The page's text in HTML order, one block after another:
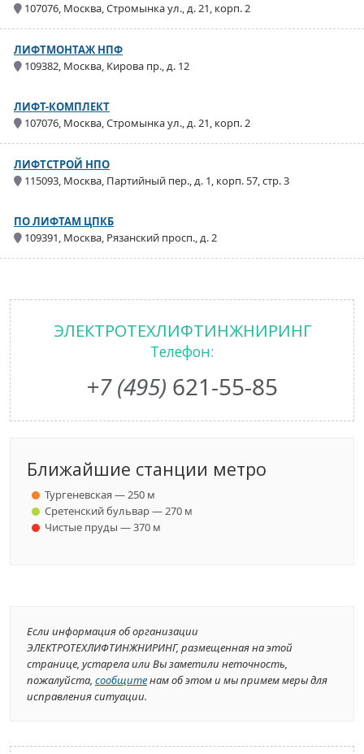
107076, Москва, Стромынка ул., д. 21, корп. 2
ЛИФТМОНТАЖ НПФ
109382, Москва, Кирова пр., д. 12
ЛИФТ-КОМПЛЕКТ
107076, Москва, Стромынка ул., д. 21, корп. 2
ЛИФТСТРОЙ НПО
115093, Москва, Партийный пер., д. 1, корп. 57, стр. 3
ПО ЛИФТАМ ЦПКБ
109391, Москва, Рязанский просп., д. 2
ЭЛЕКТРОТЕХЛИФТИНЖНИРИНГ
Телефон:
+7 (495) 621-55-85
Ближайшие станции метро
Тургеневская — 250 м
Сретенский бульвар — 270 м
Чистые пруды — 370 м
Если информация об организации
ЭЛЕКТРОТЕХЛИФТИНЖНИРИНГ, размещенная на этой
странице, устарела или Вы заметили неточность,
пожалуйста, сообщитенам об этом и мы примем меры для
исправления ситуации.